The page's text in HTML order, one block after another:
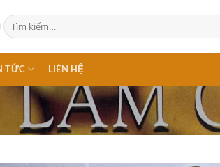
Tìm
kiếm:
TỨC LIÊN HỆ